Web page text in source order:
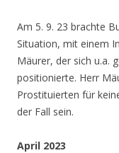
Am 5. 9. 23 brachte
Situation, mit einem
Mäurer, der sich u.a.
positionierte. Herr
Prostituierten für
der Fall sein.
April 2023